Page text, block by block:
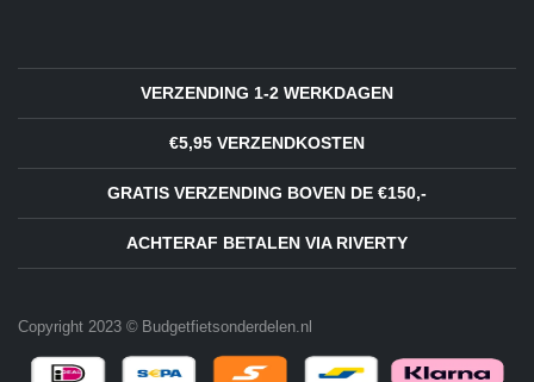
VERZENDING 1-2 WERKDAGEN
€5,95 VERZENDKOSTEN
GRATIS VERZENDING BOVEN DE €150,-
ACHTERAF BETALEN VIA RIVERTY
Copyright 2023 © Budgetfietsonderdelen.nl